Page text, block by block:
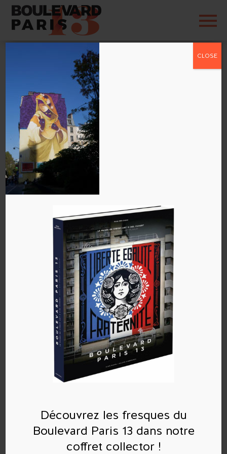
inti-streetart13-
itinerrance
paradmin|Sep 20, 2016
Poster le commentaire
vous connecterpour publier un
commentaire.
Commentaires récents
Découvrez les fresques du
Boulevard Paris 13 dans notre
coffret collector !
CLOSE